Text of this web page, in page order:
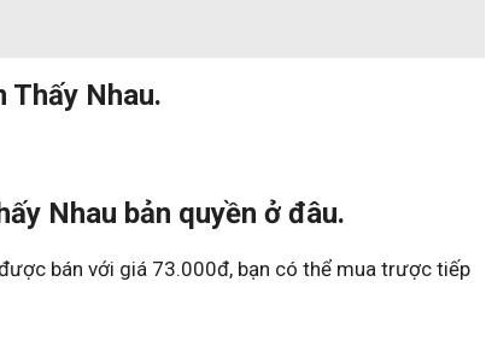
Thấy Nhau.
Nhau bản quyền ở đâu.
bán với giá 73.000đ, bạn có thể mua trược tiếp